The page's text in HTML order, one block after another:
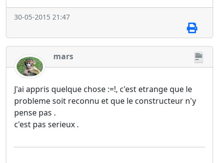
30-05-2015 21:47
mars
J'ai appris quelque chose :=!, c'est etrange que le
probleme soit reconnu et que le constructeur n'y
pense pas .
c'est pas serieux .